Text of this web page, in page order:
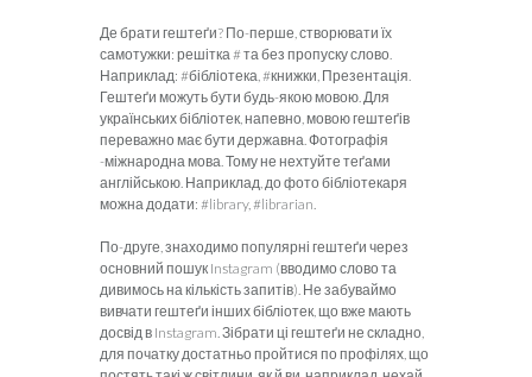
Де брати гештеґи? По-перше, створювати їх
самотужки: решітка # та без пропуску слово.
Наприклад: #бібліотека, #книжки, Презентація.
Гештеґи можуть бути будь-якою мовою. Для
українських бібліотек, напевно, мовою гештеґів
переважно має бути державна. Фотографія
-міжнародна мова. Тому не нехтуйте теґами
англійською. Наприклад, до фото бібліотекаря
можна додати: #library, #librarian.
По-друге, знаходимо популярні гештеґи через
основний пошук Instagram (вводимо слово та
дивимось на кількість запитів). Не забуваймо
вивчати гештеґи інших бібліотек, що вже мають
досвід в Instagram. Зібрати ці гештеґи не складно,
для початку достатньо пройтися по профілях, що